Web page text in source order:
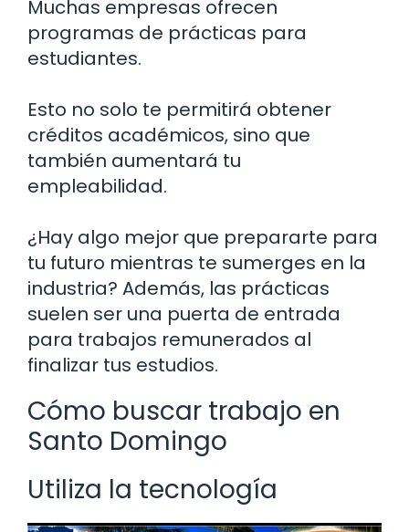
Muchas empresas ofrecen
programas de prácticas para
estudiantes.
Esto no solo te permitirá obtener
créditos académicos, sino que
también aumentará tu
empleabilidad.
¿Hay algo mejor que prepararte para
tu futuro mientras te sumerges en la
industria? Además, las prácticas
suelen ser una puerta de entrada
para trabajos remunerados al
finalizar tus estudios.
Cómo buscar trabajo en
Santo Domingo
Utiliza la tecnología